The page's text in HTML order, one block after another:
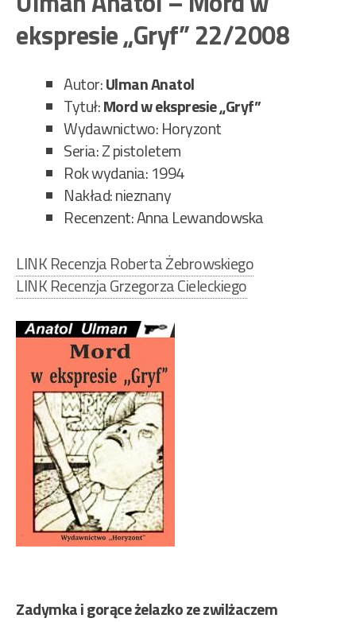
ekspresie „Gryf” 22/2008
Autor:Ulman Anatol
Tytuł:Mord w ekspresie „Gryf”
Wydawnictwo: Horyzont
Seria: Z pistoletem
Rok wydania: 1994
Nakład: nieznany
Recenzent: Anna Lewandowska
LINK Recenzja Roberta Żebrowskiego
LINK Recenzja Grzegorza Cieleckiego
Zadymka i gorące żelazko ze zwilżaczem